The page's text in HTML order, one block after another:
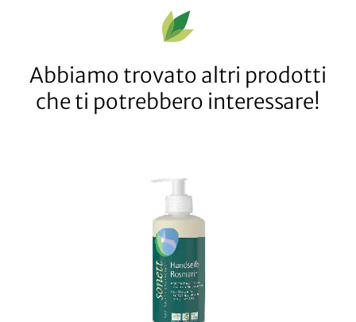
Abbiamo trovato altri prodotti
che ti potrebbero interessare!